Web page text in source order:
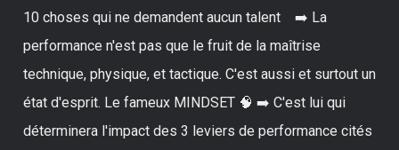
10 choses qui ne demandent aucun talent ➡️ La
performance n'est pas que le fruit de la maîtrise
technique, physique, et tactique. C'est aussi et surtout un
état d'esprit. Le fameux MINDSET 🧠 ➡️ C'est lui qui
déterminera l'impact des 3 leviers de performance cités